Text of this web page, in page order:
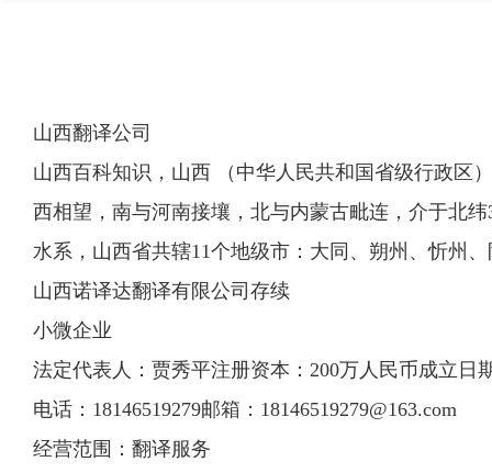
山西翻译公司
山西百科知识，山西 （中华人民共和国省级行政区
西相望，南与河南接壤，北与内蒙古毗连，介于北纬
水系，山西省共辖11个地级市：大同、朔州、忻州
山西诺译达翻译有限公司存续
小微企业
法定代表人：贾秀平注册资本：200万人民币成立日
电话：18146519279邮箱： 18146519279@163.com
经营范围：翻译服务